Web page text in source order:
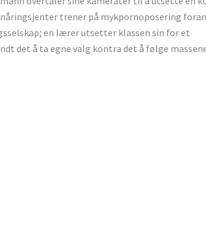
trener på mykpornoposering
en lærer utsetter klassen sin for et
det å ta egne valg kontra det å følge